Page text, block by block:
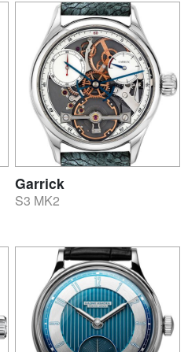
Garrick
S3 MK2